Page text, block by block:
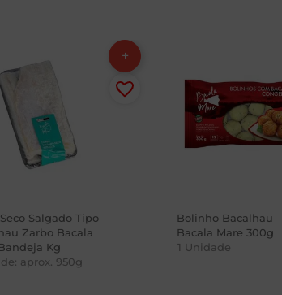
Salgado Tipo
Zarbo Bacala
Kg
aprox. 950g
Bolinho Bacalhau
Bacala Mare 300g
1 Unidade